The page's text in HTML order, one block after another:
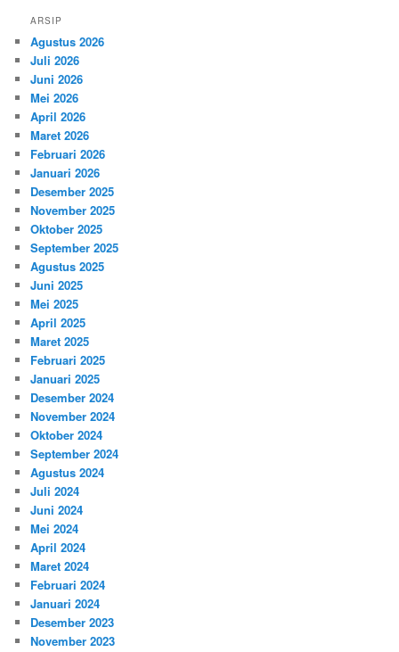
ARSIP
Agustus 2026
Juli 2026
Juni 2026
Mei 2026
April 2026
Maret 2026
Februari 2026
Januari 2026
Desember 2025
November 2025
Oktober 2025
September 2025
Agustus 2025
Juni 2025
Mei 2025
April 2025
Maret 2025
Februari 2025
Januari 2025
Desember 2024
November 2024
Oktober 2024
September 2024
Agustus 2024
Juli 2024
Juni 2024
Mei 2024
April 2024
Maret 2024
Februari 2024
Januari 2024
Desember 2023
November 2023